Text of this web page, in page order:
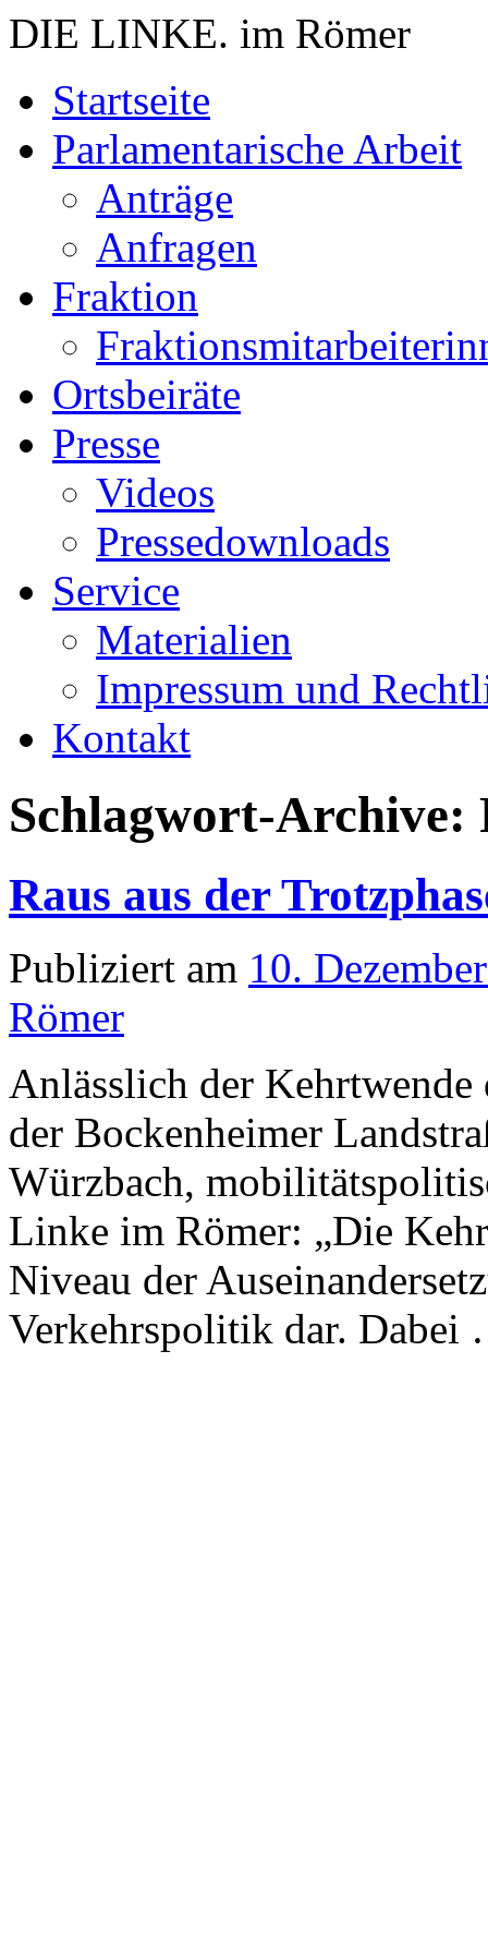
DIE LINKE. im Römer
Inhalt
springenStartseite
Parlamentarische Arbeit
Anträge
Anfragen
Fraktion
Ortsbeiräte
Presse
Videos
Pressedownloads
Service
Materialien
Impressum und
Kontakt
Schlagwort-Archive:
Raus aus der
Publiziert am 10.
Römer
Anlässlich der
der Bockenheimer
Würzbach,
Linke im Römer: „Die
Niveau der
Verkehrspolitik dar.